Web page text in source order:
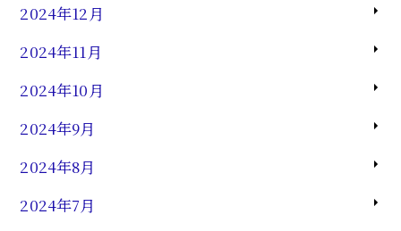
2024年12月
2024年11月
2024年10月
2024年9月
2024年8月
2024年7月